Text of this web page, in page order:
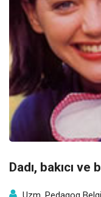
Dadı, bakıcı ve